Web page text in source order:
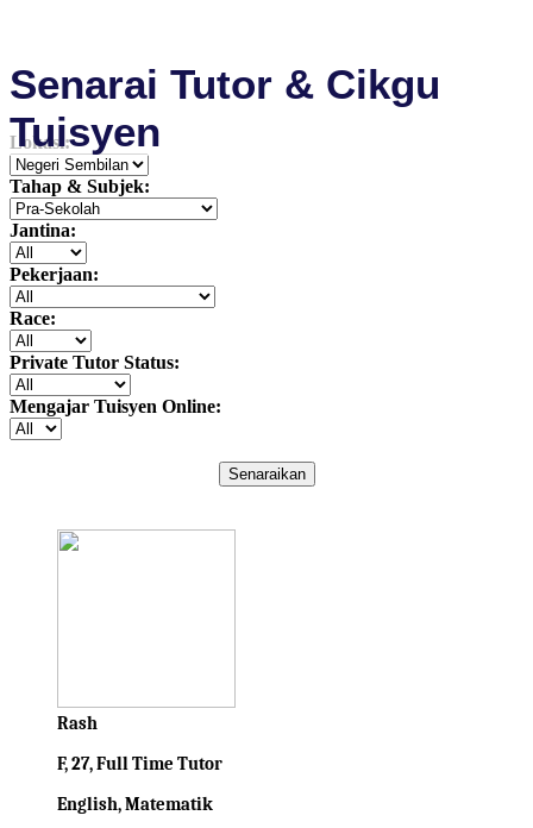
Senarai Tutor & Cikgu
Tuisyen
Lokasi:
Tahap & Subjek:
Jantina:
Pekerjaan:
Race:
Private Tutor Status:
Mengajar Tuisyen Online:
Senaraikan
Rash
F, 27, Full Time Tutor
English, Matematik